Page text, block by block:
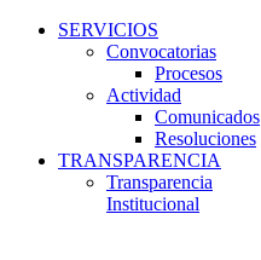
SERVICIOS
Convocatorias
Procesos
Actividad
Comunicados
Resoluciones
TRANSPARENCIA
Transparencia
Institucional